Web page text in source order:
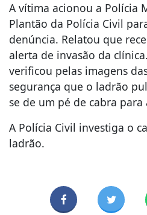
A vítima acionou a Polícia
Plantão da Polícia Civil
denúncia. Relatou que
alerta de invasão da
verificou pelas imagens
segurança que o ladrão
se de um pé de cabra
A Polícia Civil investiga o
ladrão.